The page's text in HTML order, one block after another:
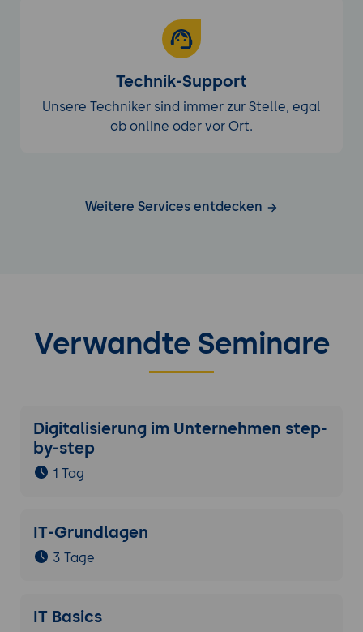
Technik-Support
Unsere Techniker sind immer zur Stelle, egal
ob online oder vor Ort.
Weitere Services entdecken
Verwandte Seminare
Digitalisierung im Unternehmen step-
by-step
1 Tag
IT-Grundlagen
3 Tage
IT Basics